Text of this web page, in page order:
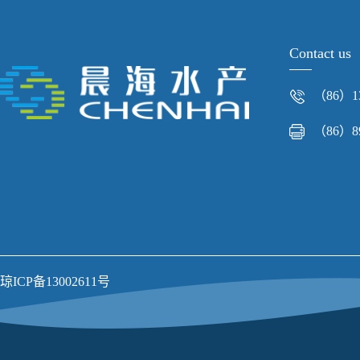
Contact us
（86）
（86）
琼ICP备13002611号